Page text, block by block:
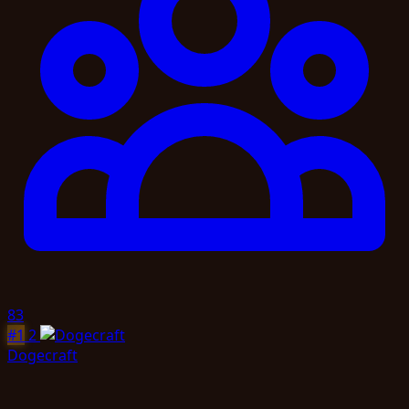
83
#1 2
Dogecraft